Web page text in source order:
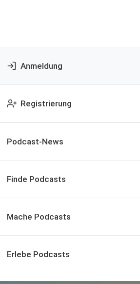
Anmeldung
Registrierung
Podcast-News
Finde Podcasts
Mache Podcasts
Erlebe Podcasts